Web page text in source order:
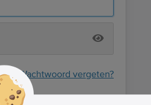
Wachtwoord vergeten?
of